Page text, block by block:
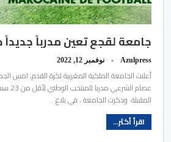
جامعة لقجع تعين مدرباً
Azulpress نوفمبر 12, 2022
عصام
المقبلة. وذكرت الجامعة ، في بلاغ…
اقرأ أكثر...